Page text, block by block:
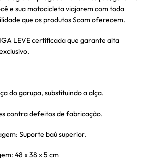
e sua motocicleta viajarem com toda
que os produtos Scam oferecem.
LEVE certificada que garante alta
do garupa, substituindo a alça.
contra defeitos de fabricação.
Suporte baú superior.
48 x 38 x 5 cm